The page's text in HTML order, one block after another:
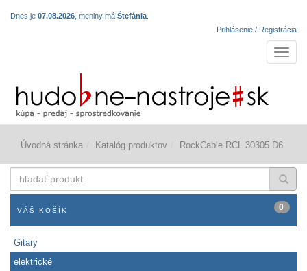
Dnes je 07.08.2026 , meniny má Štefánia
Prihlásenie / Registrácia
Úvodná stránka Katalóg produktov RockCable RCL 30305 D6
produkt
VÁŠ KOŠÍK 0
Gitary
elektrické